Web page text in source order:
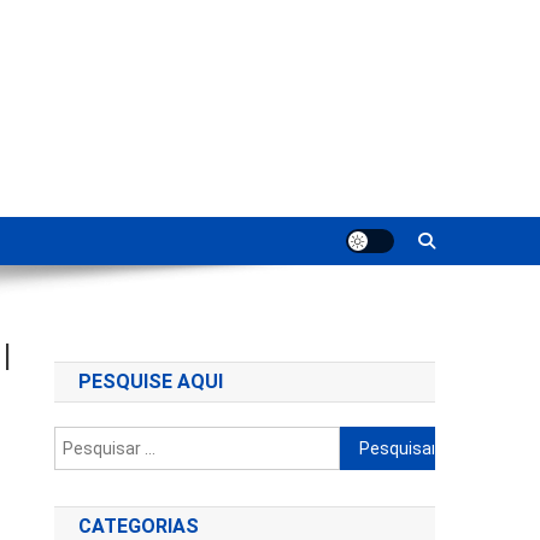
PESQUISE AQUI
Pesquisar
por:
CATEGORIAS